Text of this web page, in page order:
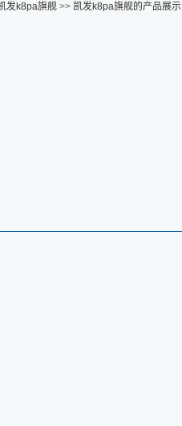
发k8pa旗舰 >> 凯发k8pa旗舰的产品展示